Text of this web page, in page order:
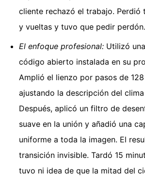
cliente rechazó el trabajo. Perdió
y vueltas y tuvo que pedir perdón.
El enfoque profesional: Utilizó
código abierto instalada en su
Amplió el lienzo por pasos de
ajustando la descripción del
Después, aplicó un filtro de
suave en la unión y añadió una
uniforme a toda la imagen. El
transición invisible. Tardó 15
tuvo ni idea de que la mitad del